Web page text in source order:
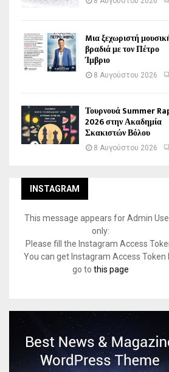
Mια ξεχωριστή
βραδιά με τον Πέτρο
Ίμβριο
8 Αυγούστου 2026
Τουρνουά Summer
2026 στην Ακαδημία
Σκακιστών Βόλου
8 Αυγούστου 2026
INSTAGRAM
This message appears for Admin
only:
Please fill the Instagram Access
You can get Instagram Access Token
go to this page